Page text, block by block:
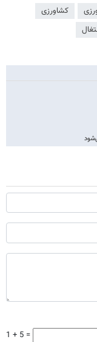
کشاورزی
1 + 5 =